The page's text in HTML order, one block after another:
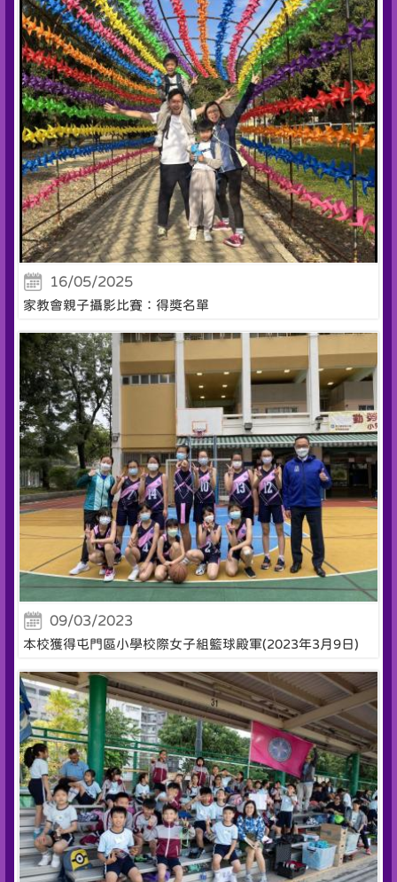
16/05/2025
家教會親子攝影比賽：得獎名單
09/03/2023
本校獲得屯門區小學校際女子組籃球殿軍(2023年3月9日)